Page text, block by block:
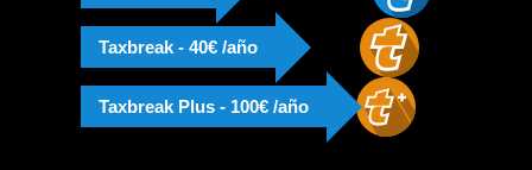
Taxbreak - 40€ /año
Taxbreak Plus - 100€ /año